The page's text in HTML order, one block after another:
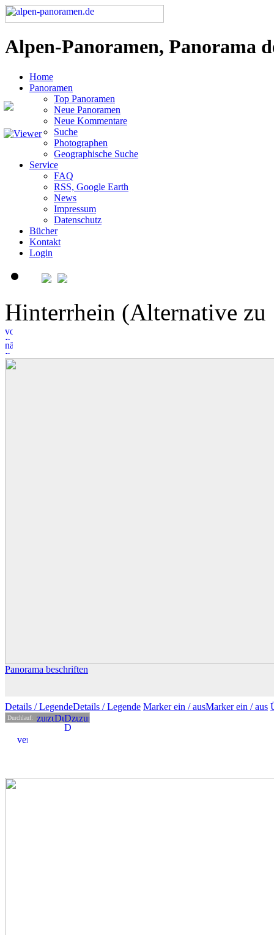
Alpen-Panoramen, Panorama
Home
Panoramen
Top Panoramen
Neue Panoramen
Neue Kommentare
Suche
Photographen
Geographische Suche
Service
FAQ
RSS, Google Earth
News
Impressum
Datenschutz
Bücher
Kontakt
Login
Hinterrhein (Alternative
Panorama beschriften
Details / LegendeDetails /Legende Marker ein /ausMarkerein / aus
Durchlauf: